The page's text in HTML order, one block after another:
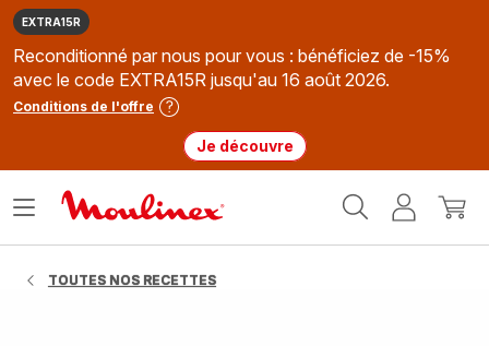
EXTRA15R
Reconditionné par nous pour vous : bénéficiez de -15%
avec le code EXTRA15R jusqu'au 16 août 2026.
Conditions de l'offre
Je découvre
MonMon
Ouvrir
TOUTES NOS RECETTES